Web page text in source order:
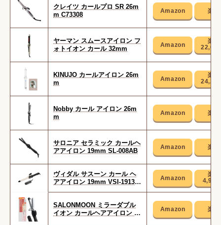
クレイツ カールプロ SR 26m
m C73308
ヤーマン スムースアイロン フ
ォトイオン カール 32mm
KINUJO カールアイロン 26m
m
Nobby カール アイロン 26m
m
サロニア セラミック カールヘ
アアイロン 19mm SL-008AB
ヴィダル サスーン カール ヘ
アアイロン 19mm VSI-1913/K
4,940
SALONMOON ミラーダブル
イオン カールヘアアイロン 32